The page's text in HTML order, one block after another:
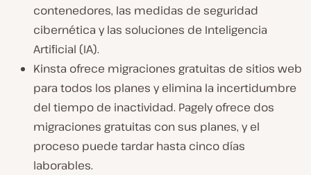
contenedores, las medidas de seguridad
cibernética y las soluciones de Inteligencia
Artificial (IA).
Kinsta ofrece migraciones gratuitas de sitios web
para todos los planes y elimina la incertidumbre
del tiempo de inactividad. Pagely ofrece dos
migraciones gratuitas con sus planes, y el
proceso puede tardar hasta cinco días
laborables.